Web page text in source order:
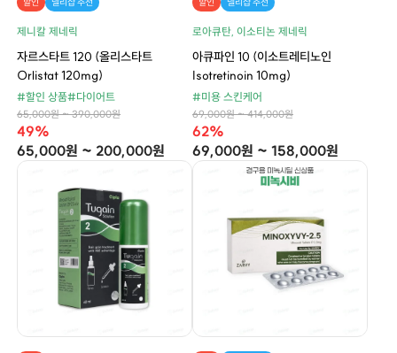
제니칼 제네릭
자르스타트 120 (올리스타트
Orlistat 120mg)
#할인 상품#다이어트
65,000원 ~ 390,000원
49%
65,000원 ~ 200,000원
로아큐탄, 이소티논 제네릭
아큐파인 10 (이소트레티노인
Isotretinoin 10mg)
#미용 스킨케어
69,000원 ~ 414,000원
62%
69,000원 ~ 158,000원